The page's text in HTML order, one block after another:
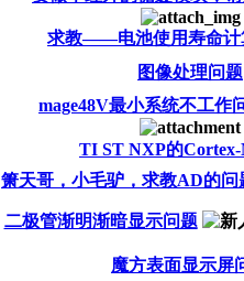
求教——电池使用寿命计
图像处理问题
mage48V最小系统不工作
TI ST NXP的
箫天哥，小毛驴，求教AD的问
二极管渐明渐暗显示问题
魔方表面显示屏